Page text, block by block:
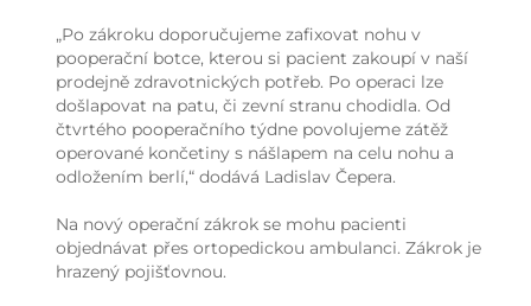
„Po zákroku doporučujeme zafixovat nohu v
pooperační botce, kterou si pacient zakoupí v naší
prodejně zdravotnických potřeb. Po operaci lze
došlapovat na patu, či zevní stranu chodidla. Od
čtvrtého pooperačního týdne povolujeme zátěž
operované končetiny s nášlapem na celu nohu a
odložením berlí,“ dodává Ladislav Čepera.
Na nový operační zákrok se mohu pacienti
objednávat přes ortopedickou ambulanci. Zákrok je
hrazený pojišťovnou.